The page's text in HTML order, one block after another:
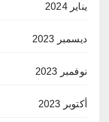
يناير 2024
ديسمبر 2023
نوفمبر 2023
أكتوبر 2023